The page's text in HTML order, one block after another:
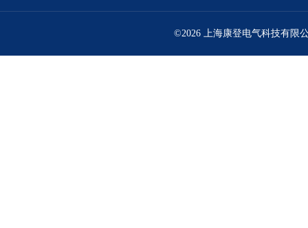
©2026 上海康登电气科技有限